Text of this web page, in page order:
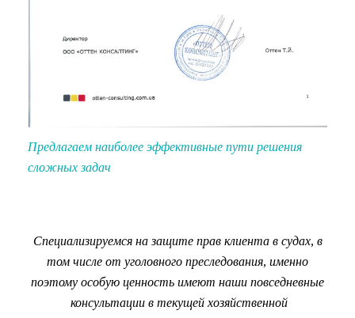
Предлагаем наиболее эффективные пути решения
сложных задач
Специализируемся на защите прав клиента в судах, в
том числе от уголовного преследования, именно
поэтому особую ценность имеют наши повседневные
консультации в текущей хозяйственной